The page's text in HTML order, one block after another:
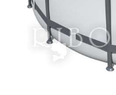
Виж всички Промоции